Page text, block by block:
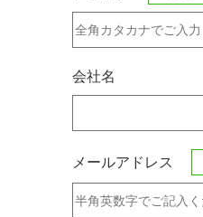
会社名
メールアドレス